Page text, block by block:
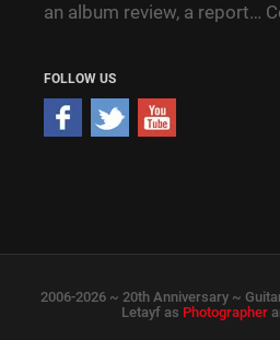
an album review, a report…
FOLLOW US
2006-2026 ~ 20th Anniversary ~
Letayf as Photographer